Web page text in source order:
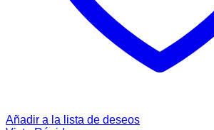
Añadir a la lista de deseos